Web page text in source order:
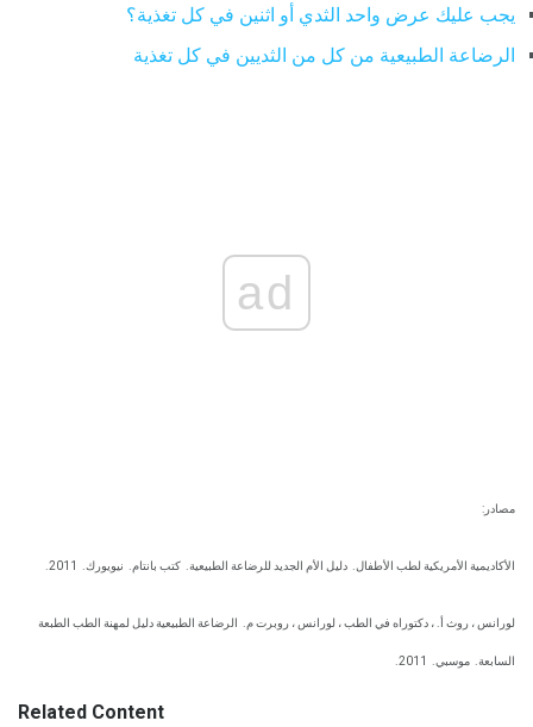
يجب عليك عرض واحد الثدي أو اثنين في كل تغذية؟
الرضاعة الطبيعية من كل من الثديين في كل تغذية
ad
مصادر:
الأكاديمية الأمريكية لطب الأطفال. دليل الأم الجديد للرضاعة الطبيعية. كتب بانتام. نيويورك. 2011.
لورانس ، روث أ. ، دكتوراه في الطب ، لورانس ، روبرت م. الرضاعة الطبيعية دليل لمهنة الطب الطبعة
السابعة. موسبي. 2011.
Related Content